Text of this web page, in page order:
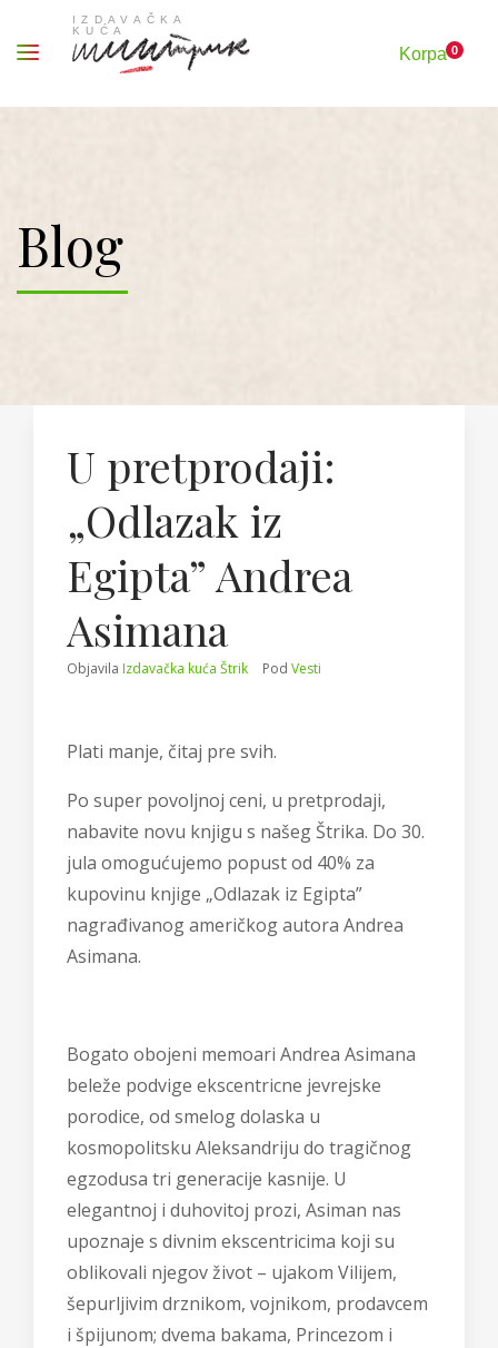
Korpa0
Blog
U pretprodaji:
„Odlazak iz
Egipta” Andrea
Asimana
Objavila Izdavačka kuća Štrik Pod Vesti
Plati manje, čitaj pre svih.
Po super povoljnoj ceni, u pretprodaji,
nabavite novu knjigu s našeg Štrika. Do 30.
jula omogućujemo popust od 40% za
kupovinu knjige „Odlazak iz Egipta”
nagrađivanog američkog autora Andrea
Asimana.
Bogato obojeni memoari Andrea Asimana
beleže podvige ekscentricne jevrejske
porodice, od smelog dolaska u
kosmopolitsku Aleksandriju do tragičnog
egzodusa tri generacije kasnije. U
elegantnoj i duhovitoj prozi, Asiman nas
upoznaje s divnim ekscentricima koji su
oblikovali njegov život – ujakom Vilijem,
šepurljivim drznikom, vojnikom, prodavcem
i špijunom; dvema bakama, Princezom i